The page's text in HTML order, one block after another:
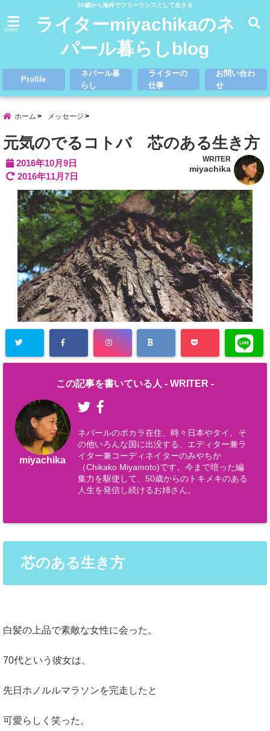
50歳から海外でフリーランスとして生きる
menu
ライターmiyachikaのネ
パール暮らしblog
Profile
ネパール暮
らし
ライターの
仕事
お問い合わ
せ
ホーム メッセージ
元気のでるコトバ 芯のある生き方
2016年10月9日
2016年11月7日
WRITER
miyachika
この記事を書いている人 - WRITER -
miyachika
ネパールのポカラ在住、時々日本やタイ、そ
の他いろんな国に出没する、エディター兼ラ
イター兼コーディネイターのみやちか
（Chikako Miyamoto)です。今まで培った編
集力を駆使して、50歳からのトキメキのある
人生を発信し続けるお姉さん。
芯のある生き方
白髪の上品で素敵な女性に会った。
70代という彼女は、
先日ホノルルマラソンを完走したと
可愛らしく笑った。